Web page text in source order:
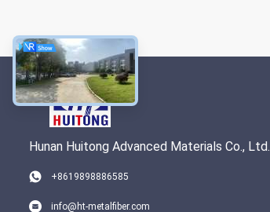
Hunan Huitong Advanced Materials Co., Ltd.
+8619898886585
info@ht-metalfiber.com